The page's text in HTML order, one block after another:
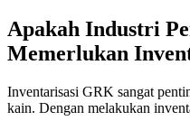
Apakah Industri
Memerlukan
Inventarisasi GRK sangat
kain. Dengan melakukan